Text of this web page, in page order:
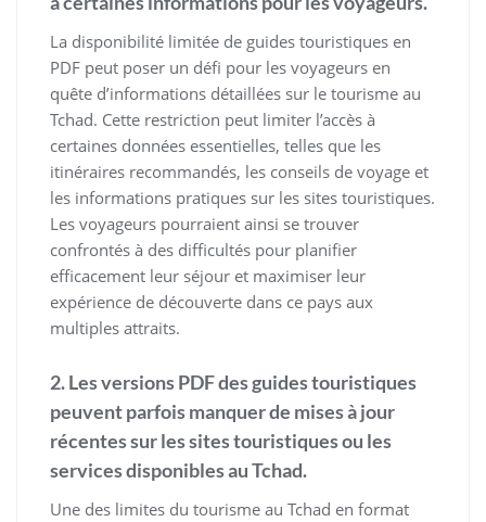
La disponibilité limitée de guides touristiques en
PDF peut poser un défi pour les voyageurs en
quête d’informations détaillées sur le tourisme au
Tchad. Cette restriction peut limiter l’accès à
certaines données essentielles, telles que les
itinéraires recommandés, les conseils de voyage et
les informations pratiques sur les sites touristiques.
Les voyageurs pourraient ainsi se trouver
confrontés à des difficultés pour planifier
efficacement leur séjour et maximiser leur
expérience de découverte dans ce pays aux
multiples attraits.
2. Les versions PDF des guides touristiques
peuvent parfois manquer de mises à jour
récentes sur les sites touristiques ou les
services disponibles au Tchad.
Une des limites du tourisme au Tchad en format